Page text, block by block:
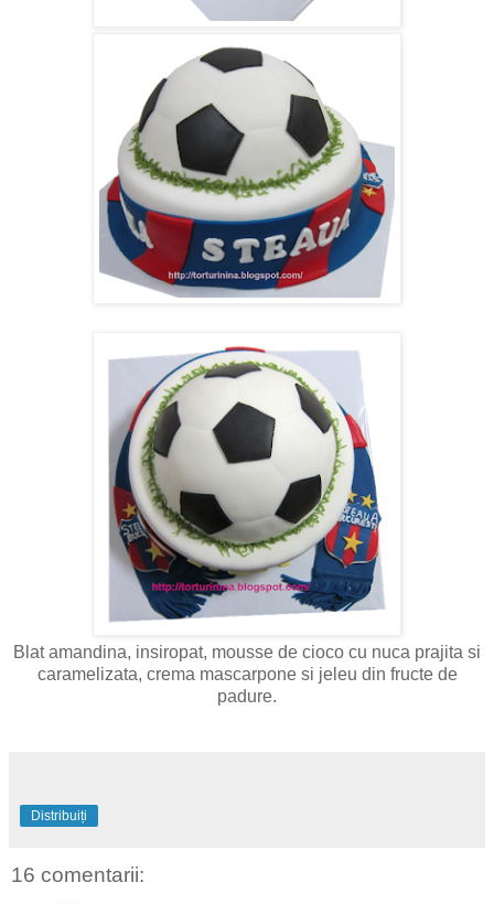
Blat amandina, insiropat, mousse de cioco cu nuca prajita si
caramelizata, crema mascarpone si jeleu din fructe de
padure.
Distribuiți
16 comentarii: